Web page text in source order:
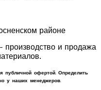
и продажа
офертой. Определить
у наших менеджеров.